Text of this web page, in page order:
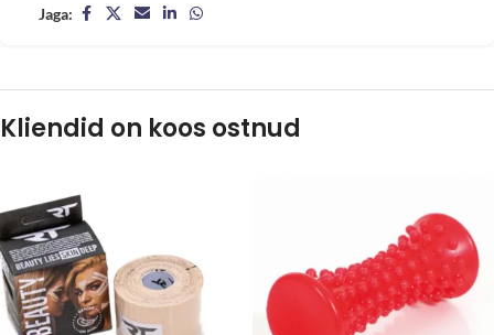
Jaga:
Kliendid on koos ostnud